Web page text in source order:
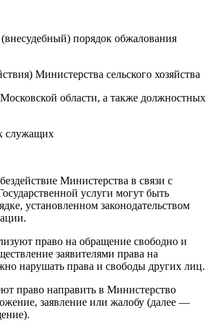
порядок обжалования
Министерства сельского хозяйства
области, а также должностных
служащих
Министерства в связи с
услуги могут быть
установленном законодательством
право на обращение свободно и
заявителями права на
нарушать права и свободы других лиц.
право направить в Министерство
заявление или жалобу (далее —